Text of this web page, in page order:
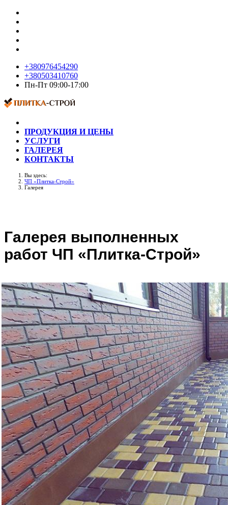
+380976454290
+380503410760
Пн-Пт 09:00-17:00
ПРОДУКЦИЯ И ЦЕНЫ
УСЛУГИ
ГАЛЕРЕЯ
КОНТАКТЫ
Вы здесь:
ЧП «Плитка-Строй»
Галерея
Галерея выполненных
работ ЧП «Плитка-Строй»